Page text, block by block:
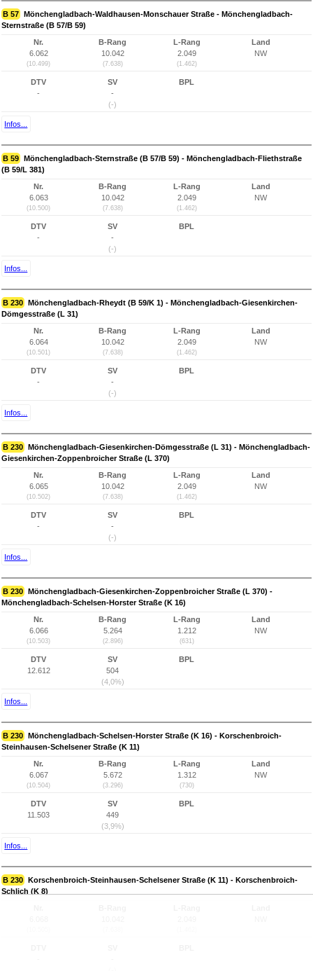
B 57 Mönchengladbach-Waldhausen-Monschauer Straße - Mönchengladbach-
Sternstraße (B 57/B 59)
Nr.
6.062
(10.499)
B-Rang
10.042
(7.638)
L-Rang
2.049
(1.462)
Land
NW
DTV
-
SV
-
(-)
BPL
Infos...
B 59 Mönchengladbach-Sternstraße (B 57/B 59) - Mönchengladbach-Fliethstraße
(B 59/L 381)
Nr.
6.063
(10.500)
B-Rang
10.042
(7.638)
L-Rang
2.049
(1.462)
Land
NW
DTV
-
SV
-
(-)
BPL
Infos...
B 230 Mönchengladbach-Rheydt (B 59/K 1) - Mönchengladbach-Giesenkirchen-
Dömgesstraße (L 31)
Nr.
6.064
(10.501)
B-Rang
10.042
(7.638)
L-Rang
2.049
(1.462)
Land
NW
DTV
-
SV
-
(-)
BPL
Infos...
B 230 Mönchengladbach-Giesenkirchen-Dömgesstraße (L 31) - Mönchengladbach-
Giesenkirchen-Zoppenbroicher Straße (L 370)
Nr.
6.065
(10.502)
B-Rang
10.042
(7.638)
L-Rang
2.049
(1.462)
Land
NW
DTV
-
SV
-
(-)
BPL
Infos...
B 230 Mönchengladbach-Giesenkirchen-Zoppenbroicher Straße (L 370) -
Mönchengladbach-Schelsen-Horster Straße (K 16)
Nr.
6.066
(10.503)
B-Rang
5.264
(2.896)
L-Rang
1.212
(631)
Land
NW
DTV
12.612
SV
504
(4,0%)
BPL
Infos...
B 230 Mönchengladbach-Schelsen-Horster Straße (K 16) - Korschenbroich-
Steinhausen-Schelsener Straße (K 11)
Nr.
6.067
(10.504)
B-Rang
5.672
(3.296)
L-Rang
1.312
(730)
Land
NW
DTV
11.503
SV
449
(3,9%)
BPL
Infos...
B 230 Korschenbroich-Steinhausen-Schelsener Straße (K 11) - Korschenbroich-
Schlich (K 8)